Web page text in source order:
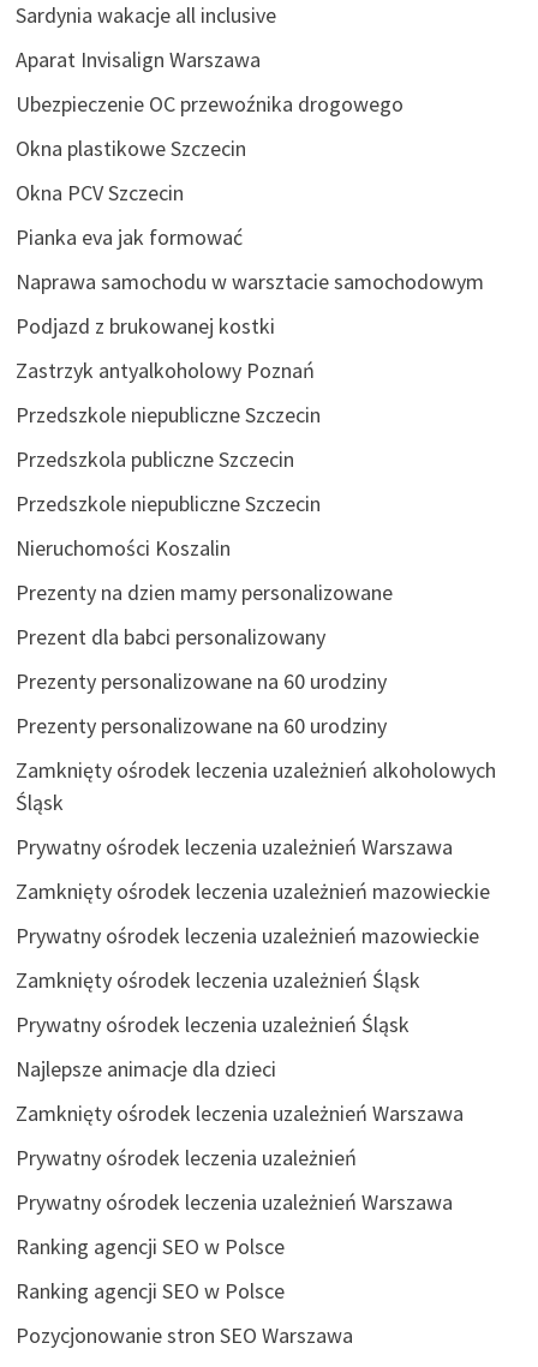
Sardynia wakacje all inclusive
Aparat Invisalign Warszawa
Ubezpieczenie OC przewoźnika drogowego
Okna plastikowe Szczecin
Okna PCV Szczecin
Pianka eva jak formować
Naprawa samochodu w warsztacie samochodowym
Podjazd z brukowanej kostki
Zastrzyk antyalkoholowy Poznań
Przedszkole niepubliczne Szczecin
Przedszkola publiczne Szczecin
Przedszkole niepubliczne Szczecin
Nieruchomości Koszalin
Prezenty na dzien mamy personalizowane
Prezent dla babci personalizowany
Prezenty personalizowane na 60 urodziny
Prezenty personalizowane na 60 urodziny
Zamknięty ośrodek leczenia uzależnień alkoholowych
Śląsk
Prywatny ośrodek leczenia uzależnień Warszawa
Zamknięty ośrodek leczenia uzależnień mazowieckie
Prywatny ośrodek leczenia uzależnień mazowieckie
Zamknięty ośrodek leczenia uzależnień Śląsk
Prywatny ośrodek leczenia uzależnień Śląsk
Najlepsze animacje dla dzieci
Zamknięty ośrodek leczenia uzależnień Warszawa
Prywatny ośrodek leczenia uzależnień
Prywatny ośrodek leczenia uzależnień Warszawa
Ranking agencji SEO w Polsce
Ranking agencji SEO w Polsce
Pozycjonowanie stron SEO Warszawa